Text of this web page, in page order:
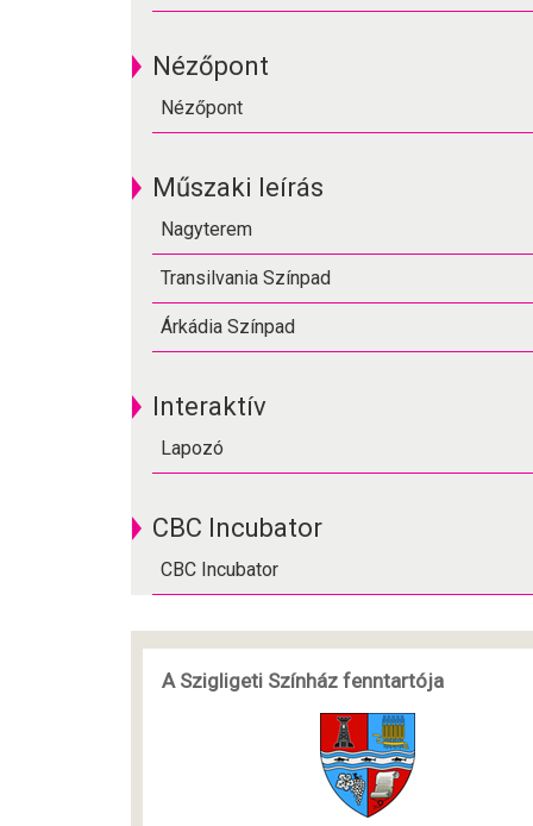
Nézőpont
Nézőpont
Műszaki leírás
Nagyterem
Transilvania Színpad
Árkádia Színpad
Interaktív
Lapozó
CBC Incubator
CBC Incubator
A Szigligeti Színház fenntartója